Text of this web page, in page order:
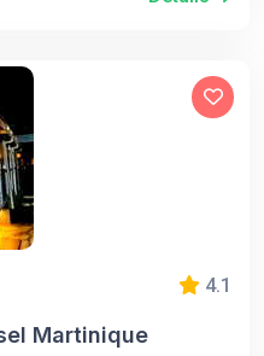
4.1
Martinique